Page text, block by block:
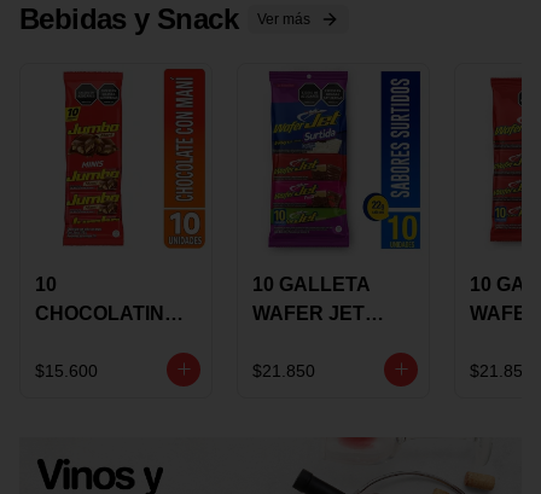
Bebidas y Snack Ver más
10
CHOCOLATINA
17 GRS
$15.600
10 GALLETA
WAFER JET
GRS
$21.850
10
GRS
$21.850